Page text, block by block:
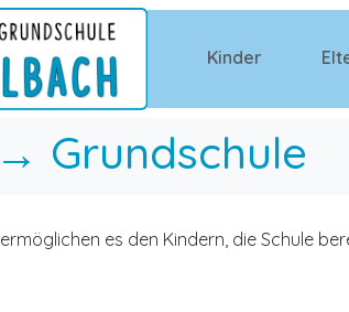
Kinder
Grundschule
es den Kindern, die Schule